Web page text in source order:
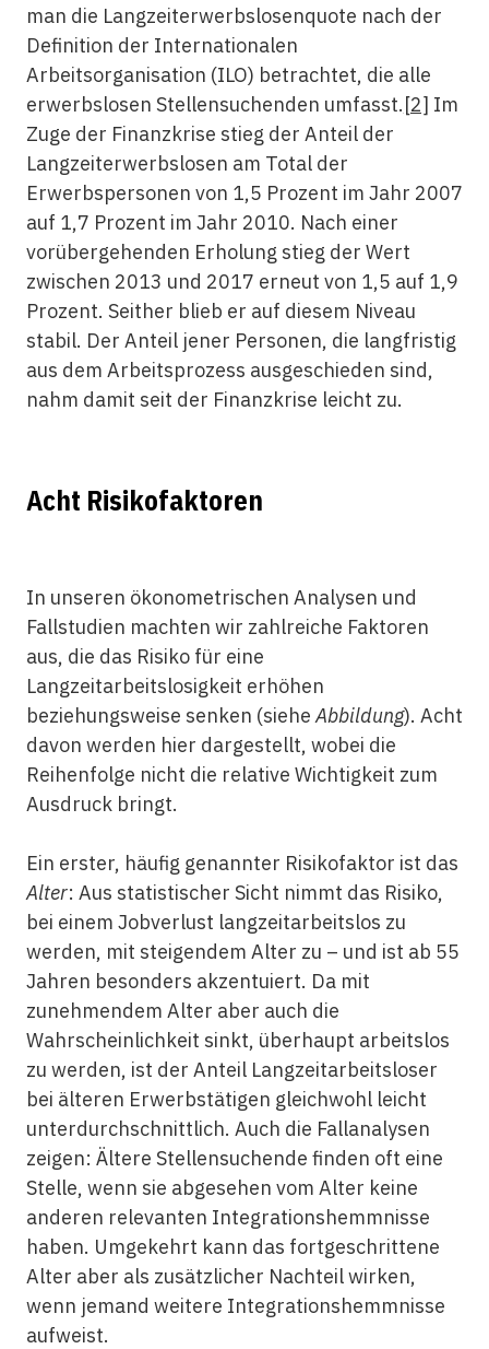
man die Langzeiterwerbslosenquote nach der
Definition der Internationalen
Arbeitsorganisation (ILO) betrachtet, die alle
erwerbslosen Stellensuchenden umfasst.[2] Im
Zuge der Finanzkrise stieg der Anteil der
Langzeiterwerbslosen am Total der
Erwerbspersonen von 1,5 Prozent im Jahr 2007
auf 1,7 Prozent im Jahr 2010. Nach einer
vorübergehenden Erholung stieg der Wert
zwischen 2013 und 2017 erneut von 1,5 auf 1,9
Prozent. Seither blieb er auf diesem Niveau
stabil. Der Anteil jener Personen, die langfristig
aus dem Arbeitsprozess ausgeschieden sind,
nahm damit seit der Finanzkrise leicht zu.
Acht Risikofaktoren
In unseren ökonometrischen Analysen und
Fallstudien machten wir zahlreiche Faktoren
aus, die das Risiko für eine
Langzeitarbeitslosigkeit erhöhen
beziehungsweise senken (sieheAbbildung). Acht
davon werden hier dargestellt, wobei die
Reihenfolge nicht die relative Wichtigkeit zum
Ausdruck bringt.
Ein erster, häufig genannter Risikofaktor ist das
Alter: Aus statistischer Sicht nimmt das Risiko,
bei einem Jobverlust langzeitarbeitslos zu
werden, mit steigendem Alter zu – und ist ab 55
Jahren besonders akzentuiert. Da mit
zunehmendem Alter aber auch die
Wahrscheinlichkeit sinkt, überhaupt arbeitslos
zu werden, ist der Anteil Langzeitarbeitsloser
bei älteren Erwerbstätigen gleichwohl leicht
unterdurchschnittlich. Auch die Fallanalysen
zeigen: Ältere Stellensuchende finden oft eine
Stelle, wenn sie abgesehen vom Alter keine
anderen relevanten Integrationshemmnisse
haben. Umgekehrt kann das fortgeschrittene
Alter aber als zusätzlicher Nachteil wirken,
wenn jemand weitere Integrationshemmnisse
aufweist.